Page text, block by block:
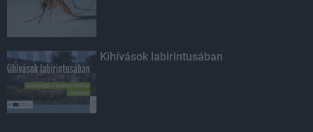
Kihívások labirintusában